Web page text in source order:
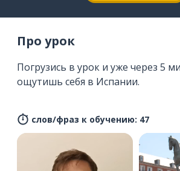
Про урок
Погрузись в урок и уже через 5
ощутишь себя в Испании.
слов/фраз к обучению: 47